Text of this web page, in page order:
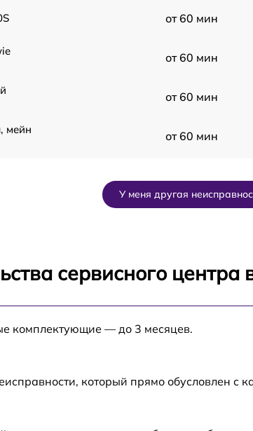
от 60 мин
от 60 мин
от 60 мин
мейн
от 60 мин
от 60 мин
У меня другая
сервисного
комплектующие — до 3 месяцев.
который прямо обусловлен с